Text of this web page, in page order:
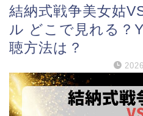
結納式戦争美女姑
ル どこで見れる？
聴方法は？